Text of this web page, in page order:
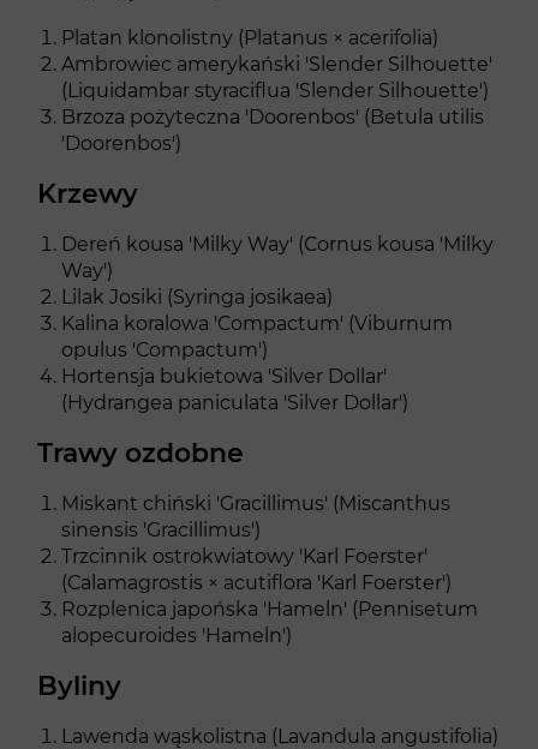
Platan klonolistny (Platanus × acerifolia)
Ambrowiec amerykański 'Slender Silhouette'
(Liquidambar styraciflua 'Slender Silhouette')
Brzoza pożyteczna 'Doorenbos' (Betula utilis
'Doorenbos')
Krzewy
Dereń kousa 'Milky Way' (Cornus kousa 'Milky
Way')
Lilak Josiki (Syringa josikaea)
Kalina koralowa 'Compactum' (Viburnum
opulus 'Compactum')
Hortensja bukietowa 'Silver Dollar'
(Hydrangea paniculata 'Silver Dollar')
Trawy ozdobne
Miskant chiński 'Gracillimus' (Miscanthus
sinensis 'Gracillimus')
Trzcinnik ostrokwiatowy 'Karl Foerster'
(Calamagrostis × acutiflora 'Karl Foerster')
Rozplenica japońska 'Hameln' (Pennisetum
alopecuroides 'Hameln')
Byliny
Lawenda wąskolistna (Lavandula angustifolia)